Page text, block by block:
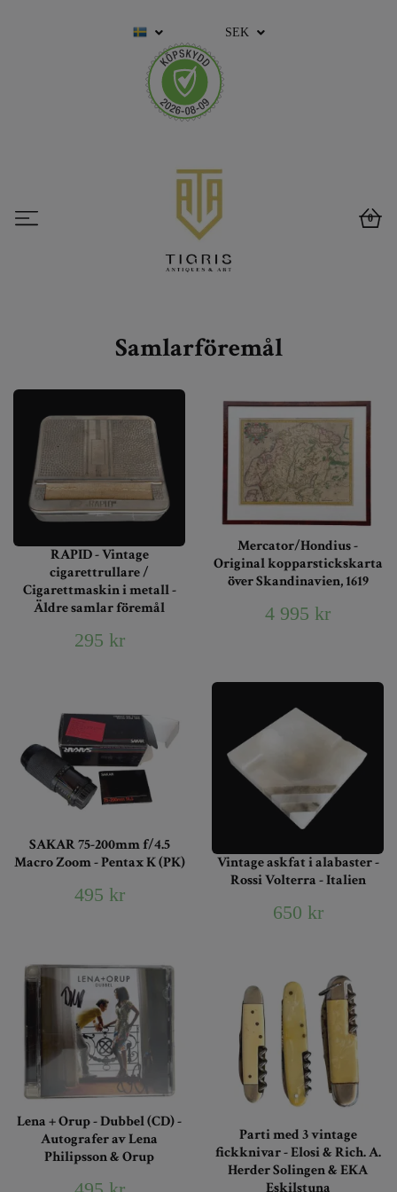
SEK
0
Samlarföremål
RAPID - Vintage
cigarettrullare /
Cigarettmaskin i metall -
Äldre samlar föremål
295 kr
Mercator/Hondius -
Original kopparstickskarta
över Skandinavien, 1619
4 995 kr
SAKAR 75-200mm f/4.5
Macro Zoom - Pentax K (PK)
495 kr
Vintage askfat i alabaster -
Rossi Volterra - Italien
650 kr
Lena + Orup - Dubbel (CD) -
Autografer av Lena
Philipsson & Orup
Parti med 3 vintage
fickknivar - Elosi & Rich. A.
Herder Solingen & EKA
Eskilstuna